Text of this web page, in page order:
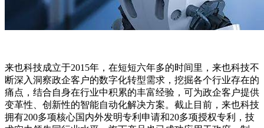
来也科技成立于2015年，在短短六年多的时间里，来也科技不
断深入洞察政企客户的数字化转型需求，挖掘各个行业存在的
痛点，结合自身在行业中积累的丰富经验，可为政企客户提供
变革性、创新性的智能自动化解决方案。截止目前，来也科技
拥有200多项核心国内外发明专利申请和20多项授权专利，技